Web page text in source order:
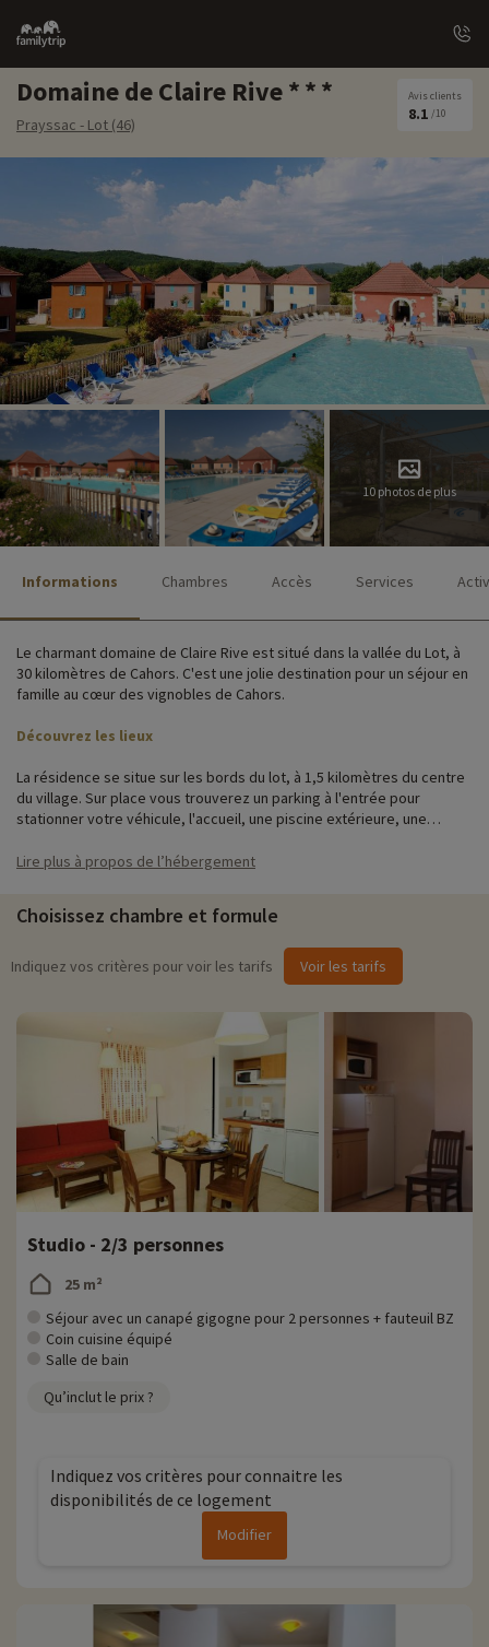
Family
trip
Domaine de Claire Rive
Prayssac - Lot (46)
Avis clients
8.1 /10
10 photos de plus
Informations Chambres Accès Services
Le charmant domaine de Claire Rive est situé dans la vallée du Lot, à
30 kilomètres de Cahors. C'est une jolie destination pour un séjour en
famille au cœur des vignobles de Cahors.
Découvrez les lieux
La résidence se situe sur les bords du lot, à 1,5 kilomètres du centre
du village. Sur place vous trouverez un parking à l'entrée pour
stationner votre véhicule, l'accueil, une piscine extérieure, une
entourés de verdure, les enfants pourront profiter de se grand
espace pour s'amuser à l'extérieur en toute sécurité.
Pour des informations très précises sur les activités à faire sur place
(date d'ouverture, âge pour les club, contenu du pack bébé...),
Profitez de la piscine extérieure pour vous rafraîchir et partager des
moments de détente en vous prélassant au soleil et en savourant
des collations fraîches sur votre transat.
Découvrez la région et activités famille
Découvrez en famille les nombreuses activités de loisirs de la région
: canoë-kayak sur le Lot, tennis, randonnées à pied ou à vélo,
parcours aventure, découverte du vignoble du Cahors et des
spécialités locales...
La base nautique Antinéa, à 18 kilomètres propose la location de
canoë, pédalos, bateaux à moteur, une plage y est également
remise directement en ligne après avoir choisi votre logement et
vous pouvez les découvrir en cliquant ici !
• Personnes à mobilité réduite accompagnement obligatoire
Lire plus à propos de l’hébergement
Choisissez chambre et formule
Indiquez vos critères pour voir les tarifs Voir les tarifs
Studio - 2/3 personnes
25 m²
Séjour avec un canapé gigogne pour 2 personnes + fauteuil BZ
Coin cuisine équipé
Salle de bain
Qu’inclut le prix ?
Indiquez vos critères pour connaitre les
disponibilités de ce logement
Modifier